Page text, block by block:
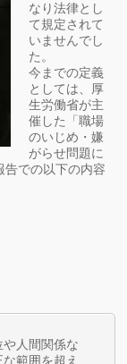
なり法律とし
て規定されて
いませんでし
た。
今までの定義
としては、厚
生労働省が主
催した「職場
のいじめ・嫌
がらせ問題に
告での以下の内容
人間関係な
範囲を超え